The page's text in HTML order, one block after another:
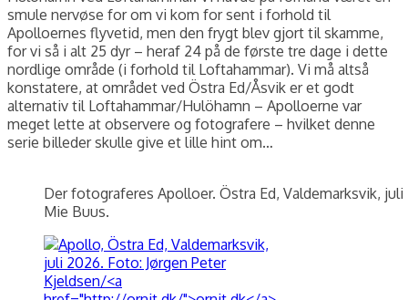
smule nervøse for om vi kom for sent i forhold til
Apolloernes flyvetid, men den frygt blev gjort til skamme,
for vi så i alt 25 dyr – heraf 24 på de første tre dage i dette
nordlige område (i forhold til Loftahammar). Vi må altså
konstatere, at området ved Östra Ed/Åsvik er et godt
alternativ til Loftahammar/Hulöhamn – Apolloerne var
meget lette at observere og fotografere – hvilket denne
serie billeder skulle give et lille hint om…
Der fotograferes Apolloer. Östra Ed, Valdemarksvik,
Mie Buus.